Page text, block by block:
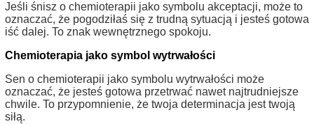
Jeśli śnisz o chemioterapii jako symbolu akceptacji, może to
oznaczać, że pogodziłaś się z trudną sytuacją i jesteś gotowa
iść dalej. To znak wewnętrznego spokoju.
Chemioterapia jako symbol wytrwałości
Sen o chemioterapii jako symbolu wytrwałości może
oznaczać, że jesteś gotowa przetrwać nawet najtrudniejsze
chwile. To przypomnienie, że twoja determinacja jest twoją
siłą.